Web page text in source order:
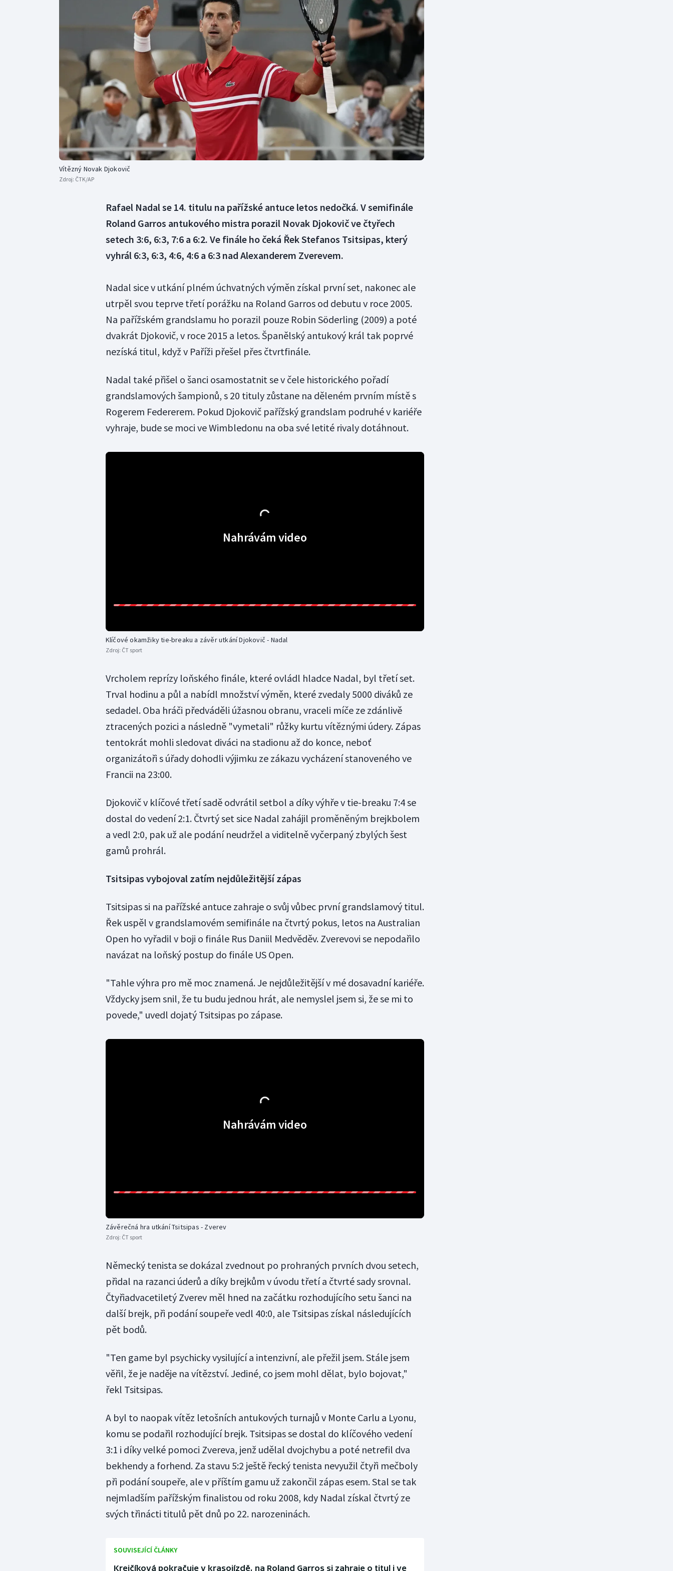
Curling
Dostihy
Florbal
Futsal
Golf
Gymnastika
Moderní pětiboj
Olympijské hry
Parasport
Plavání
Plážový volejbal
Triatlon
Veslování
Vodní slalom
Volejbal
Ostatní
Vítězný Novak Djokovič
Zdroj: ČTK/AP
Rafael Nadal se 14. titulu na pařížské antuce letos nedočká. V semifinále
Roland Garros antukového mistra porazil Novak Djokovič ve čtyřech
setech 3:6, 6:3, 7:6 a 6:2. Ve finále ho čeká Řek Stefanos Tsitsipas, který
vyhrál 6:3, 6:3, 4:6, 4:6 a 6:3 nad Alexanderem Zverevem.
Nadal sice v utkání plném úchvatných výměn získal první set, nakonec ale
utrpěl svou teprve třetí porážku na Roland Garros od debutu v roce 2005.
Na pařížském grandslamu ho porazil pouze Robin Söderling (2009) a poté
dvakrát Djokovič, v roce 2015 a letos. Španělský antukový král tak poprvé
nezíská titul, když v Paříži přešel přes čtvrtfinále.
Nadal také přišel o šanci osamostatnit se v čele historického pořadí
grandslamových šampionů, s 20 tituly zůstane na děleném prvním místě s
Rogerem Federerem. Pokud Djokovič pařížský grandslam podruhé v kariéře
vyhraje, bude se moci ve Wimbledonu na oba své letité rivaly dotáhnout.
Nahrávám video
Klíčové okamžiky tie-breaku a závěr utkání Djokovič - Nadal
Zdroj: ČT sport
Vrcholem reprízy loňského finále, které ovládl hladce Nadal, byl třetí set.
Trval hodinu a půl a nabídl množství výměn, které zvedaly 5000 diváků ze
sedadel. Oba hráči předváděli úžasnou obranu, vraceli míče ze zdánlivě
ztracených pozici a následně "vymetali" růžky kurtu vítěznými údery. Zápas
tentokrát mohli sledovat diváci na stadionu až do konce, neboť
organizátoři s úřady dohodli výjimku ze zákazu vycházení stanoveného ve
Francii na 23:00.
Djokovič v klíčové třetí sadě odvrátil setbol a díky výhře v tie-breaku 7:4 se
dostal do vedení 2:1. Čtvrtý set sice Nadal zahájil proměněným brejkbolem
a vedl 2:0, pak už ale podání neudržel a viditelně vyčerpaný zbylých šest
gamů prohrál.
Tsitsipas vybojoval zatím nejdůležitější zápas
Tsitsipas si na pařížské antuce zahraje o svůj vůbec první grandslamový titul.
Řek uspěl v grandslamovém semifinále na čtvrtý pokus, letos na Australian
Open ho vyřadil v boji o finále Rus Daniil Medvěděv. Zverevovi se nepodařilo
navázat na loňský postup do finále US Open.
"Tahle výhra pro mě moc znamená. Je nejdůležitější v mé dosavadní kariéře.
Vždycky jsem snil, že tu budu jednou hrát, ale nemyslel jsem si, že se mi to
povede," uvedl dojatý Tsitsipas po zápase.
Nahrávám video
Závěrečná hra utkání Tsitsipas - Zverev
Zdroj: ČT sport
Německý tenista se dokázal zvednout po prohraných prvních dvou setech,
přidal na razanci úderů a díky brejkům v úvodu třetí a čtvrté sady srovnal.
Čtyřiadvacetiletý Zverev měl hned na začátku rozhodujícího setu šanci na
další brejk, při podání soupeře vedl 40:0, ale Tsitsipas získal následujících
pět bodů.
"Ten game byl psychicky vysilující a intenzivní, ale přežil jsem. Stále jsem
věřil, že je naděje na vítězství. Jediné, co jsem mohl dělat, bylo bojovat,"
řekl Tsitsipas.
A byl to naopak vítěz letošních antukových turnajů v Monte Carlu a Lyonu,
komu se podařil rozhodující brejk. Tsitsipas se dostal do klíčového vedení
3:1 i díky velké pomoci Zvereva, jenž udělal dvojchybu a poté netrefil dva
bekhendy a forhend. Za stavu 5:2 ještě řecký tenista nevyužil čtyři mečboly
při podání soupeře, ale v příštím gamu už zakončil zápas esem. Stal se tak
nejmladším pařížským finalistou od roku 2008, kdy Nadal získal čtvrtý ze
svých třinácti titulů pět dnů po 22. narozeninách.
SOUVISEJÍCÍ ČLÁNKY
Krejčíková pokračuje v krasojízdě, na Roland Garros si zahraje o titul i ve